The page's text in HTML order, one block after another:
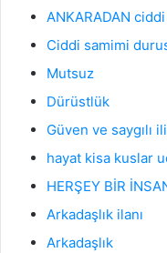
ANKARADAN
Ciddi samimi
Mutsuz
Dürüstlük
Güven ve saygılı
hayat kisa kuslar
HERŞEY BİR
Arkadaşlık ilanı
Arkadaşlık
Mart
“
G
z
e
l
b
r
g
ü
l